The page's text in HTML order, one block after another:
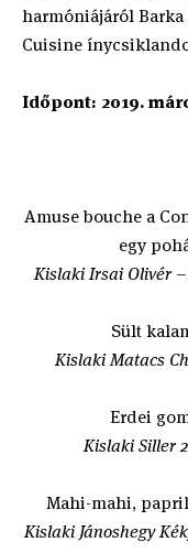
harmóniájáról
Cuisine
Időpont: 2019.
Amuse bouche a
egy
Kislaki Irsai Olivér –
Sült
Kislaki Matacs
Erdei
Kislaki Siller
Mahi-mahi,
Kislaki Jánoshegy